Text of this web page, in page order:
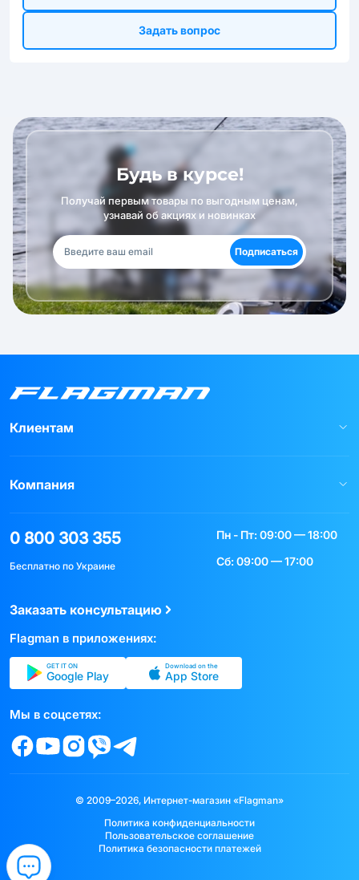
Задать вопрос
Будь в курсе!
Получай первым товары по выгодным ценам,
узнавай об акциях и новинках
Подписаться
Клиентам
Компания
0 800 303 355
Бесплатно по Украине
Пн - Пт: 09:00 — 18:00
Сб: 09:00 — 17:00
Заказать консультацию
Flagman в приложениях:
GET IT ON
Google Play
Download on the
App Store
Мы в соцсетях:
© 2009–2026, Интернет-магазин «Flagman»
Политика конфиденциальности
Пользовательское соглашение
Политика безопасности платежей